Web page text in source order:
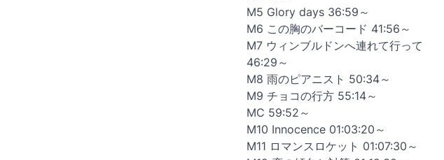
M5 Glory days 36:59～
M6 この胸のバーコード 41:56～
M7 ウィンブルドンへ連れて行って
46:29～
M8 雨のピアニスト 50:34～
M9 チョコの行方 55:14～
MC 59:52～
M10 Innocence 01:03:20～
M11 ロマンスロケット 01:07:30～